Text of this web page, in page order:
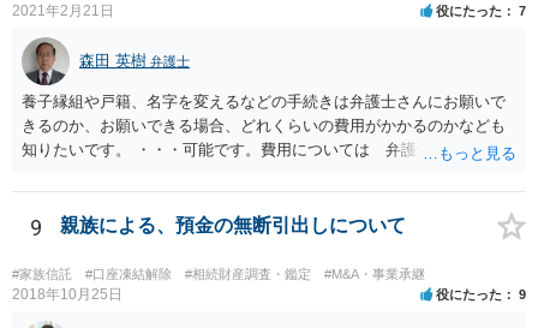
2021年2月21日 役にたった 7
森田 英樹 弁護士
養子縁組や戸籍、名字を変えるなどの手続きは弁護士さんにお願いで
きるのか、お願いできる場合、どれくらいの費用がかかるのかなども
知りたいです。 ・・・可能です。費用については 弁護士と直接面談
ています。 やはり、成人した子のことまでごちゃごちゃ考えず、自分
の事だけ考えるべきなのでしょうか ・・・お子さんの事をまで含め良
い解決案があればお悩みになるのは当然と言えば当然のことです。 彼
と親子関係を結びたいと思っているが、名字は変えたくない・・・養
子縁組の必要があり 氏も変更することになります。 しかし 彼は成人
しているとは言え、自分の子と私の連れ子、全て平等にしたいと希
9 親族による、預金の無断引出しについて
#家族信託 #口座凍結解除 #相続財産調査・鑑定 #M&A・事業承継
2018年10月25日 役にたった 9